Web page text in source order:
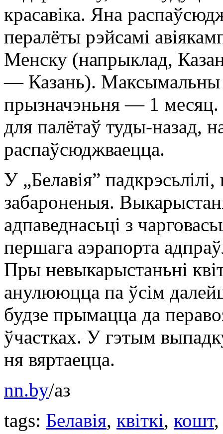
красавіка. Яна
пералёты рэйсамі
Менску (напрыклад,
— Казань). Максымальны
прызначэньня — 1 месяц.
для палётаў туды-назад,
распаўсюджваецца.
У „Белавія”
забароненыя.
адпаведнасьці з
першага аэрапорта
Пры невыкарыстаньні
анулююцца па ўсім
будзе прымацца да
ўчастках. У гэтым
ня вяртаецца.
nn.by/аз
tags: Белавія, квіткi, кошт